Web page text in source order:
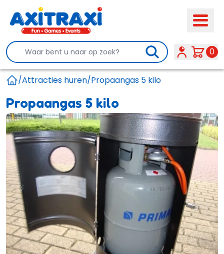
Search 0
/Attracties huren/Propaangas 5 kilo
Propaangas 5 kilo